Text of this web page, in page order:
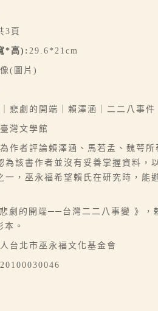
3頁
*高): 29.6*21cm
(圖片)
悲劇的開端｜賴澤涵｜二二八事件
灣文學館
作者評論賴澤涵、馬若孟、魏萼
為該書作者並沒有妥善掌握資料
一，巫永福希望賴氏在研究時，能
劇的開端──台灣二二八事變 》，
。
台北市巫永福文化基金會